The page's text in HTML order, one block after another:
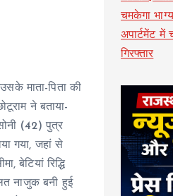
माता-पिता की
ने बताया-
(42) पुत्र
गया, जहां से
बेटियां रिद्धि
नाजुक बनी हुई
चमकेगा भाग्य
अपार्टमेंट
गिरफ्तार